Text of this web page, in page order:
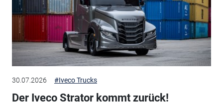
30.07.2026 #Iveco Trucks
Der Iveco Strator kommt zurück!